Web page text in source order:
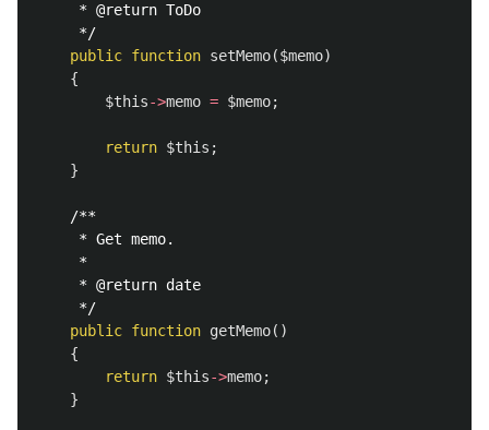
     * @return ToDo
     */
public function setMemo($memo)
{
$this->memo = $memo;
return $this ;
}
/**
     * Get memo.
     *
     * @return date
     */
public function getMemo()
{
return $this->memo;
}